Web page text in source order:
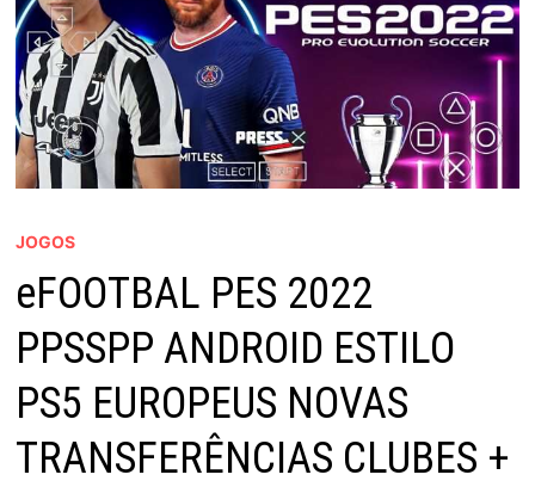
JOGOS
eFOOTBAL PES 2022
PPSSPP ANDROID ESTILO
PS5 EUROPEUS NOVAS
TRANSFERÊNCIAS CLUBES +